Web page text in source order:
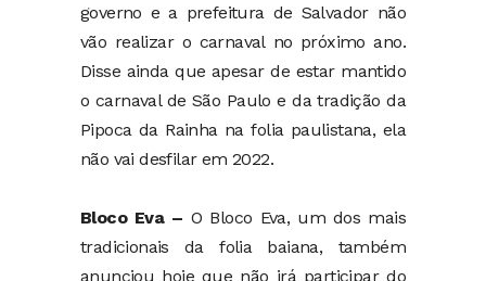
governo e a prefeitura de Salvador não
vão realizar o carnaval no próximo ano.
Disse ainda que apesar de estar mantido
o carnaval de São Paulo e da tradição da
Pipoca da Rainha na folia paulistana, ela
não vai desfilar em 2022.
Bloco Eva – O Bloco Eva, um dos mais
tradicionais da folia baiana, também
anunciou hoje que não irá participar do